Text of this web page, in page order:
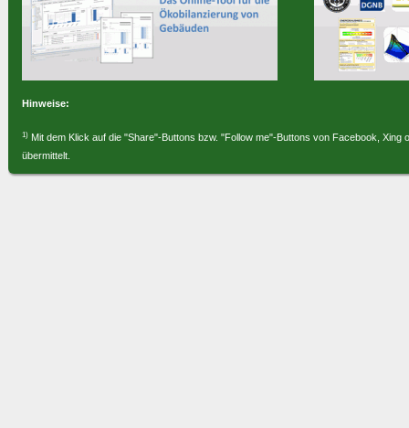
Hinweise:
1) Mit dem Klick auf die "Share"-Buttons bzw. "Follow me"-Buttons von Facebook,
übermittelt.